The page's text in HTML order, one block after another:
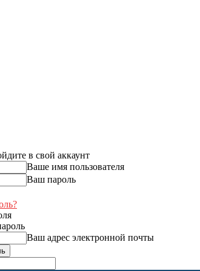
в свой аккаунт
Ваше имя пользователя
Ваш пароль
Ваш адрес электронной почты